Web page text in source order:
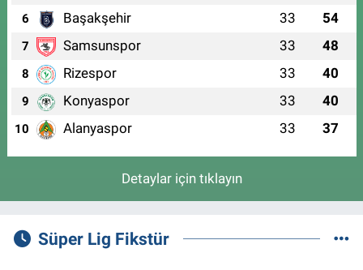
6 Başakşehir 33 54
7 Samsunspor 33 48
8 Rizespor 33 40
9 Konyaspor 33 40
10 Alanyaspor 33 37
Detaylar için tıklayın
Süper Lig Fikstür